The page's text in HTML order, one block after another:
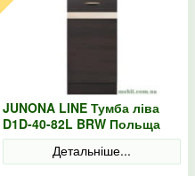
JUNONA LINE Тумба ліва
D1D-40-82L BRW Польща
венге
Детальніше...